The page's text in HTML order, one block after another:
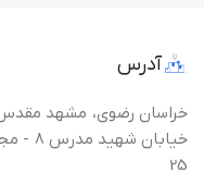
آدرس
خراسان رضوی، مشهد
25